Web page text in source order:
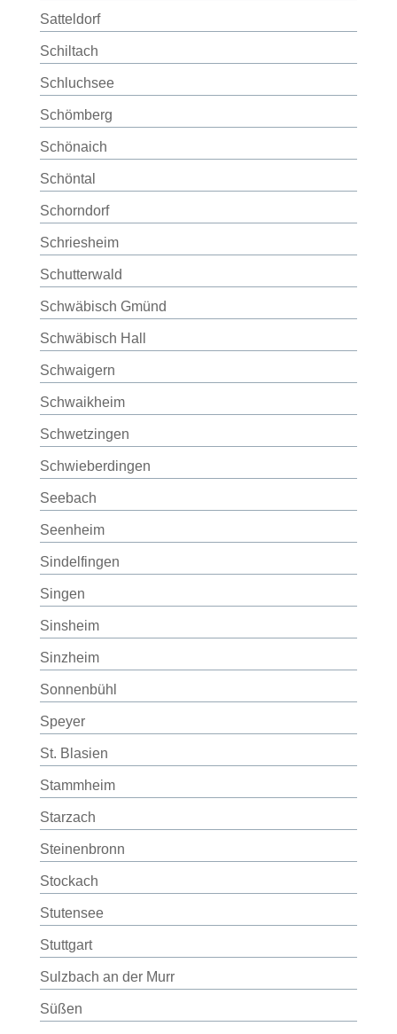
Satteldorf
Schiltach
Schluchsee
Schömberg
Schönaich
Schöntal
Schorndorf
Schriesheim
Schutterwald
Schwäbisch Gmünd
Schwäbisch Hall
Schwaigern
Schwaikheim
Schwetzingen
Schwieberdingen
Seebach
Seenheim
Sindelfingen
Singen
Sinsheim
Sinzheim
Sonnenbühl
Speyer
St. Blasien
Stammheim
Starzach
Steinenbronn
Stockach
Stutensee
Stuttgart
Sulzbach an der Murr
Süßen